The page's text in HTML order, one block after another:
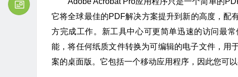
它将全球最佳的PDF解决方案提升到新的高度，配
方完成工作。新工具中心可更简单迅速的访问最
能，将任何纸质文件转换为可编辑的电子文件，用
案的桌面版。它包括一个移动应用程序，因此您可